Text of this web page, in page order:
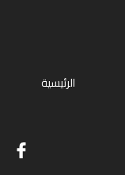
الرئيسية